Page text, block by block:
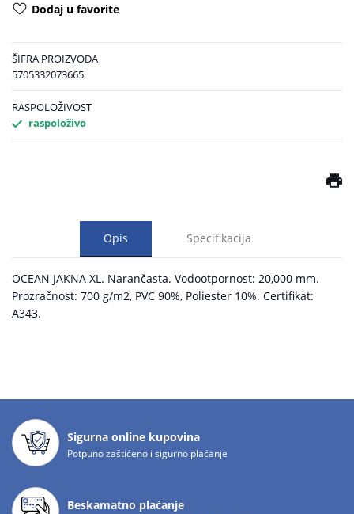
Dodaj u favorite
ŠIFRA PROIZVODA
5705332073665
RASPOLOŽIVOST
raspoloživo
Opis Specifikacija
OCEAN JAKNA XL. Narančasta. Vodootpornost: 20,000 mm.
Prozračnost: 700 g/m2, PVC 90%, Poliester 10%. Certifikat:
A343.
Sigurna online kupovina
Potpuno zaštićeno i sigurno plaćanje
Beskamatno plaćanje